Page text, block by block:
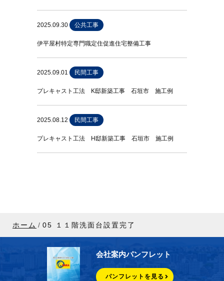
2025.09.30 公共工事
伊平屋村特定専門職定住促進住宅整備工事
2025.09.01 民間工事
プレキャスト工法 K邸新築工事 石垣市 施工例
2025.08.12 民間工事
プレキャスト工法 H邸新築工事 石垣市 施工例
ホーム 05 １１階洗面台設置完了
会社案内パンフレット
パンフレットを見る